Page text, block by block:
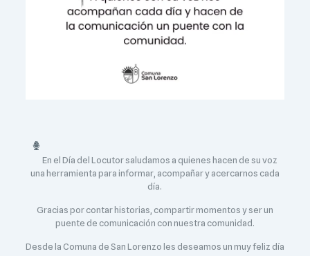
En el Día del Locutor saludamos a quienes hacen de su voz
una herramienta para informar, acompañar y acercarnos cada
día.
Gracias por contar historias, compartir momentos y ser un
puente de comunicación con nuestra comunidad.
Desde la Comuna de San Lorenzo les deseamos un muy feliz día